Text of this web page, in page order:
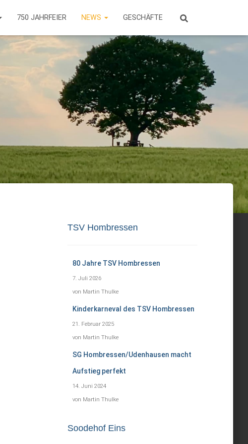
750 JAHRFEIER NEWS GESCHÄFTE
TSV Hombressen
80 Jahre TSV Hombressen
7. Juli 2026
von Martin Thulke
Kinderkarneval des TSV Hombressen
21. Februar 2025
von Martin Thulke
SG Hombressen/Udenhausen macht
Aufstieg perfekt
14. Juni 2024
von Martin Thulke
Soodehof Eins